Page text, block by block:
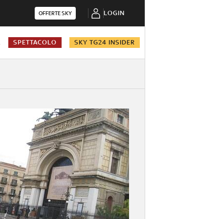
OFFERTE SKY LOGIN
SPETTACOLO SKY TG24 INSIDER